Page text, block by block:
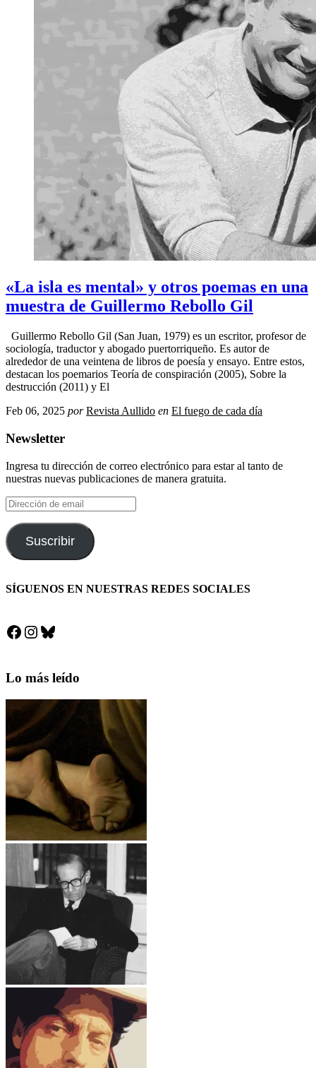
«La isla es mental» y otros poemas en una
muestra de Guillermo Rebollo Gil
Guillermo Rebollo Gil (San Juan, 1979) es un escritor, profesor de
sociología, traductor y abogado puertorriqueño. Es autor de
alrededor de una veintena de libros de poesía y ensayo. Entre estos,
destacan los poemarios Teoría de conspiración (2005), Sobre la
destrucción (2011) y El
Feb 06, 2025 por Revista Aullido en El fuego de cada día
Newsletter
Ingresa tu dirección de correo electrónico para estar al tanto de
nuestras nuevas publicaciones de manera gratuita.
Dirección
de
email
Suscribir
SÍGUENOS EN NUESTRAS REDES SOCIALES
Facebook
Instagram
Bluesky
Lo más leído